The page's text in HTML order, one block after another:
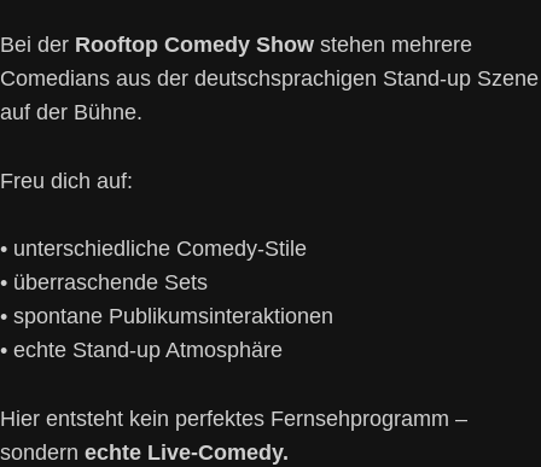
Bei der Rooftop Comedy Show stehen mehrere
Comedians aus der deutschsprachigen Stand-up Szene
auf der Bühne.
Freu dich auf:
• unterschiedliche Comedy-Stile
• überraschende Sets
• spontane Publikumsinteraktionen
• echte Stand-up Atmosphäre
Hier entsteht kein perfektes Fernsehprogramm –
sondern echte Live-Comedy.